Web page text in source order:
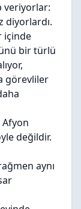
veriyorlar:
diyorlardı.
içinde
bir türlü
görevliler
Afyon
değildir.
aynı